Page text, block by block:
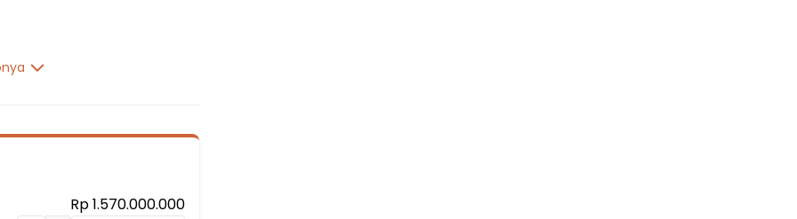
Rp 1.570.000.000